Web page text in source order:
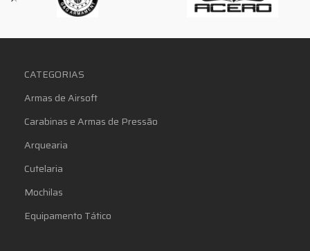
CATEGORIAS
Armas de Airsoft
Carabinas e Armas de Pressão
Arquearia
Cutelaria
Mochilas
Equipamento Tático